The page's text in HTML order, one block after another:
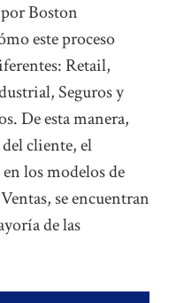
Boston
este proceso
Retail,
Seguros y
De esta manera,
cliente, el
los modelos de
se encuentran
de las